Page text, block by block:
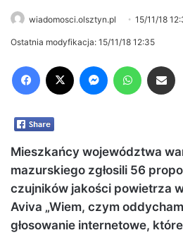
wiadomosci.olsztyn.pl 15/11/18
Ostatnia modyfikacja: 15/11/18 12:35
Mieszkańcy województwa
mazurskiego zgłosili 56
czujników jakości powietrza
Aviva „Wiem, czym
głosowanie internetowe,